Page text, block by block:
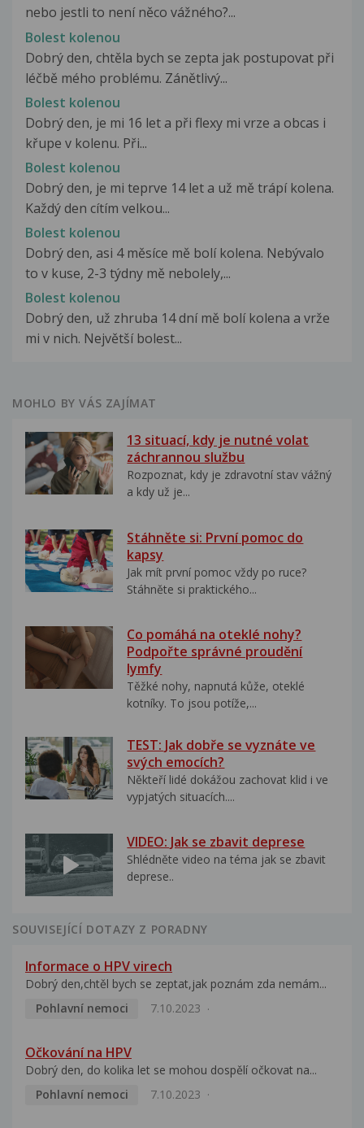
nebo jestli to není něco vážného?...
Bolest kolenou
Dobrý den, chtěla bych se zepta jak postupovat při
léčbě mého problému. Zánětlivý...
Bolest kolenou
Dobrý den, je mi 16 let a při flexy mi vrze a obcas i
křupe v kolenu. Při...
Bolest kolenou
Dobrý den, je mi teprve 14 let a už mě trápí kolena.
Každý den cítím velkou...
Bolest kolenou
Dobrý den, asi 4 měsíce mě bolí kolena. Nebývalo
to v kuse, 2-3 týdny mě nebolely,...
Bolest kolenou
Dobrý den, už zhruba 14 dní mě bolí kolena a vrže
mi v nich. Největší bolest...
MOHLO BY VÁS ZAJÍMAT
13 situací, kdy je nutné volat
záchrannou službu
Rozpoznat, kdy je zdravotní stav vážný
a kdy už je...
Stáhněte si: První pomoc do
kapsy
Jak mít první pomoc vždy po ruce?
Stáhněte si praktického...
Co pomáhá na oteklé nohy?
Podpořte správné proudění
lymfy
Těžké nohy, napnutá kůže, oteklé
kotníky. To jsou potíže,...
TEST: Jak dobře se vyznáte ve
svých emocích?
Někteří lidé dokážou zachovat klid i ve
vypjatých situacích....
VIDEO: Jak se zbavit deprese
Shlédněte video na téma jak se zbavit
deprese..
SOUVISEJÍCÍ DOTAZY Z PORADNY
Informace o HPV virech
Dobrý den,chtěl bych se zeptat,jak poznám zda nemám...
Pohlavní nemoci
7.10.2023
Očkování na HPV
Dobrý den, do kolika let se mohou dospělí očkovat na...
Pohlavní nemoci
7.10.2023